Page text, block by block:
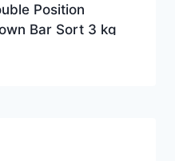
Position
Bar Sort 3 kg